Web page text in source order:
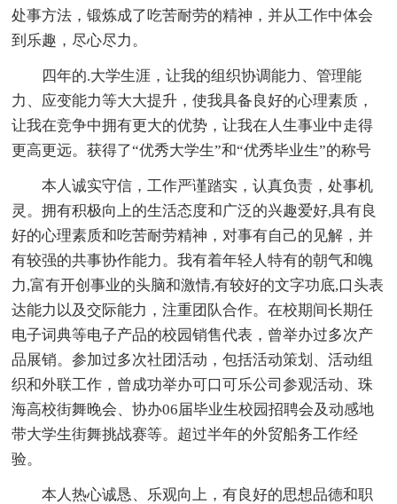
处事方法，锻炼成了吃苦耐劳的精神，并从工作中体会
到乐趣，尽心尽力。
四年的.大学生涯，让我的组织协调能力、管理能
力、应变能力等大大提升，使我具备良好的心理素质，
让我在竞争中拥有更大的优势，让我在人生事业中走得
更高更远。获得了“优秀大学生”和“优秀毕业生”的称号
本人诚实守信，工作严谨踏实，认真负责，处事机
灵。拥有积极向上的生活态度和广泛的兴趣爱好,具有良
好的心理素质和吃苦耐劳精神，对事有自己的见解，并
有较强的共事协作能力。我有着年轻人特有的朝气和魄
力,富有开创事业的头脑和激情,有较好的文字功底,口头表
达能力以及交际能力，注重团队合作。在校期间长期任
电子词典等电子产品的校园销售代表，曾举办过多次产
品展销。参加过多次社团活动，包括活动策划、活动组
织和外联工作，曾成功举办可口可乐公司参观活动、珠
海高校街舞晚会、协办06届毕业生校园招聘会及动感地
带大学生街舞挑战赛等。超过半年的外贸船务工作经
验。
本人热心诚恳、乐观向上，有良好的思想品德和职